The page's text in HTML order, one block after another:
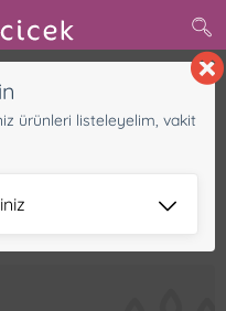
ürünleri listeleyelim, vakit